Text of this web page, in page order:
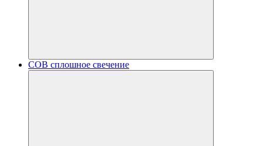
COB сплошное свечение